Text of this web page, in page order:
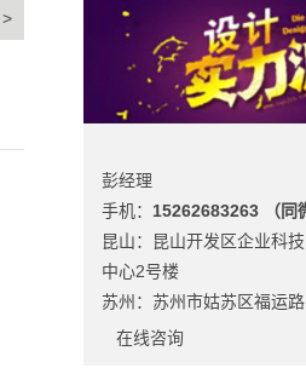
>
彭经理
手机： 15262683263 （同
昆山：昆山开发区企业科
中心2号楼
苏州：苏州市姑苏区福运
在线咨询